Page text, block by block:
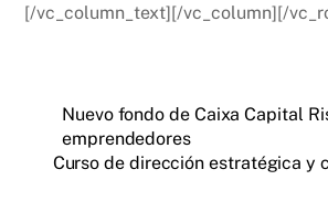
[/vc_column_text][/vc_column][/
Nuevo fondo de Caixa Capital
emprendedores
Curso de dirección estratégica y